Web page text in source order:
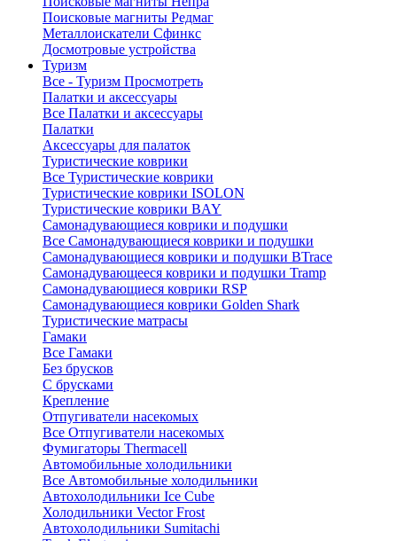
Поисковые магниты Редмаг
Металлоискатели Сфинкс
Досмотровые устройства
Туризм
Все - Туризм Просмотреть
Палатки и аксессуары
Все Палатки и аксессуары
Палатки
Аксессуары для палаток
Туристические коврики
Все Туристические коврики
Туристические коврики ISOLON
Туристические коврики BAY
Самонадувающиеся коврики и подушки
Все Самонадувающиеся коврики и подушки
Самонадувающиеся коврики и подушки BTrace
Самонадувающееся коврики и подушки Tramp
Самонадувающиеся коврики RSP
Самонадувающиеся коврики Golden Shark
Туристические матрасы
Гамаки
Все Гамаки
Без брусков
С брусками
Крепление
Отпугиватели насекомых
Все Отпугиватели насекомых
Фумигаторы Thermacell
Автомобильные холодильники
Все Автомобильные холодильники
Автохолодильники Ice Cube
Холодильники Vector Frost
Автохолодильники Sumitachi